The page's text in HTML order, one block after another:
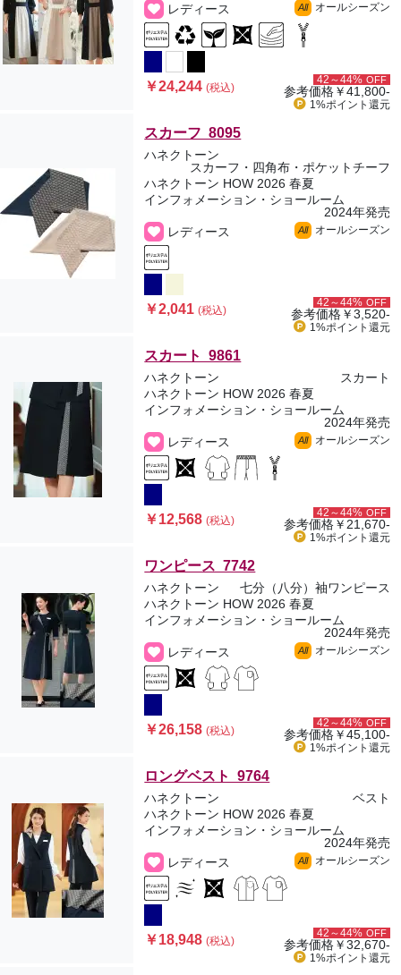
レディース
All オールシーズン
￥24,244(税込)
42～44% OFF
参考価格￥41,800-
1%ポイント 還元
スカーフ 8095
ハネクトーン
スカーフ・四角布・ポケットチーフ
ハネクトーン HOW 2026 春夏
インフォメーション・ショールーム
2024年発売
レディース
All オールシーズン
￥2,041(税込)
42～44% OFF
参考価格￥3,520-
1%ポイント 還元
スカート 9861
ハネクトーン
スカート
ハネクトーン HOW 2026 春夏
インフォメーション・ショールーム
2024年発売
レディース
All オールシーズン
￥12,568(税込)
42～44% OFF
参考価格￥21,670-
1%ポイント 還元
ワンピース 7742
ハネクトーン
七分（八分）袖ワンピース
ハネクトーン HOW 2026 春夏
インフォメーション・ショールーム
2024年発売
レディース
All オールシーズン
￥26,158(税込)
42～44% OFF
参考価格￥45,100-
1%ポイント 還元
ロングベスト 9764
ハネクトーン
ベスト
ハネクトーン HOW 2026 春夏
インフォメーション・ショールーム
2024年発売
レディース
All オールシーズン
￥18,948(税込)
42～44% OFF
参考価格￥32,670-
1%ポイント 還元